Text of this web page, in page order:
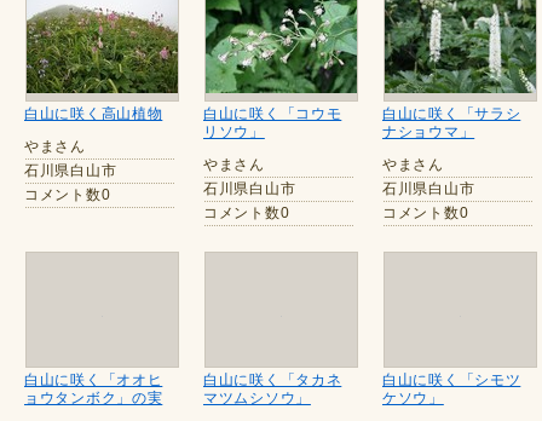
白山に咲く高山植物
やまさん
石川県白山市
コメント数0
白山に咲く「コウモ
リソウ」
やまさん
石川県白山市
コメント数0
白山に咲く「サラシ
ナショウマ」
やまさん
石川県白山市
コメント数0
白山に咲く「オオヒ
ョウタンボク」の実
白山に咲く「タカネ
マツムシソウ」
白山に咲く「シモツ
ケソウ」